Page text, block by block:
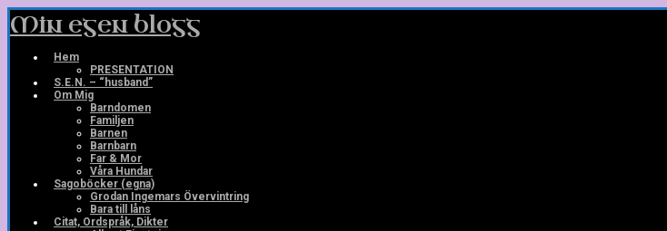
Skip
to
content
Min egen blogg
Hem
PRESENTATION
S.E.N. – “husband”
Om Mig
Barndomen
Familjen
Barnen
Barnbarn
Far & Mor
Våra Hundar
Sagoböcker (egna)
Grodan Ingemars Övervintring
Bara till låns
Citat, Ordspråk, Dikter